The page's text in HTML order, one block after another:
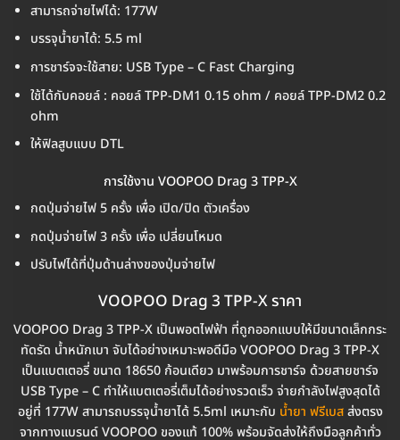
สามารถจ่ายไฟได้: 177W
บรรจุน้ำยาได้: 5.5 ml
การชาร์จจะใช้สาย: USB Type – C Fast Charging
ใช้ได้กับคอยล์ : คอยล์ TPP-DM1 0.15 ohm / คอยล์ TPP-DM2 0.2
ohm
ให้ฟิลสูบแบบ DTL
การใช้งาน VOOPOO Drag 3 TPP-X
กดปุ่มจ่ายไฟ 5 ครั้ง เพื่อ เปิด/ปิด ตัวเครื่อง
กดปุ่มจ่ายไฟ 3 ครั้ง เพื่อ เปลี่ยนโหมด
ปรับไฟได้ที่ปุ่มด้านล่างของปุ่มจ่ายไฟ
VOOPOO Drag 3 TPP-X ราคา
VOOPOO Drag 3 TPP-X เป็นพอตไฟฟ้า ที่ถูกออกแบบให้มีขนาดเล็กกระ
ทัดรัด น้ำหนักเบา จับได้อย่างเหมาะพอดีมือ VOOPOO Drag 3 TPP-X
เป็นแบตเตอรี่ ขนาด 18650 ก้อนเดียว มาพร้อมการชาร์จ ด้วยสายชาร์จ
USB Type – C ทำให้แบตเตอรี่เต็มได้อย่างรวดเร็ว จ่ายกำลังไฟสูงสุดได้
อยู่ที่ 177W สามารถบรรจุน้ำยาได้ 5.5ml เหมาะกับ น้ำยา ฟรีเบสส่งตรง
จากทางแบรนด์ VOOPOO ของแท้ 100% พร้อมจัดส่งให้ถึงมือลูกค้าทั่ว